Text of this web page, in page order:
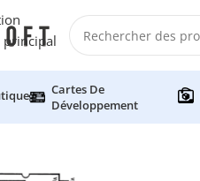
principal
Cartes De
Développement